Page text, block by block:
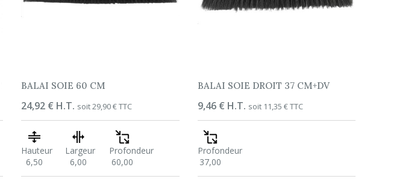
BALAI SOIE 60 CM
Prix
24,92 € H.T. soit 29,90 € TTC
Hauteur
6,50
Largeur
6,00
Profondeur
60,00
BALAI SOIE DROIT 37 CM+DV
Prix
9,46 € H.T. soit 11,35 € TTC
Profondeur
37,00